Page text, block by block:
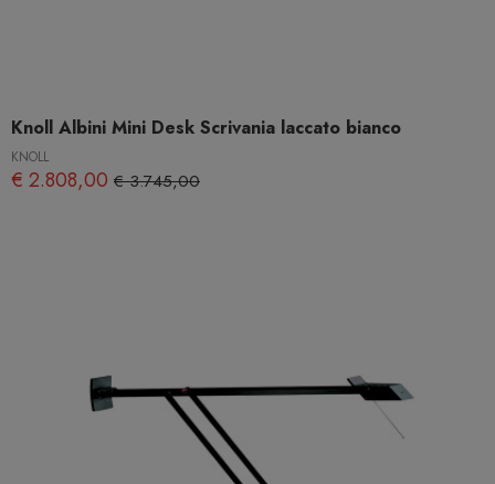
Knoll Albini Mini Desk Scrivania laccato bianco
KNOLL
€ 2.808,00 € 3.745,00